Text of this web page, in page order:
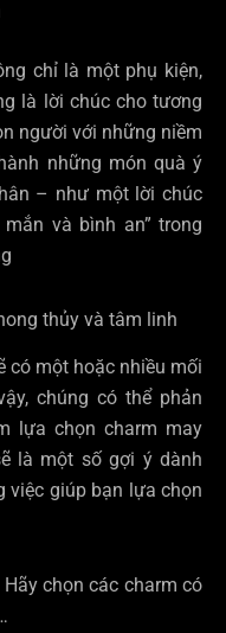
chỉ là một phụ kiện,
là lời chúc cho tương
người với những niềm
những món quà ý
– như một lời chúc
và bình an” trong
thủy và tâm linh
có một hoặc nhiều mối
chúng có thể phản
lựa chọn charm may
là một số gợi ý dành
việc giúp bạn lựa chọn
Hãy chọn các charm có